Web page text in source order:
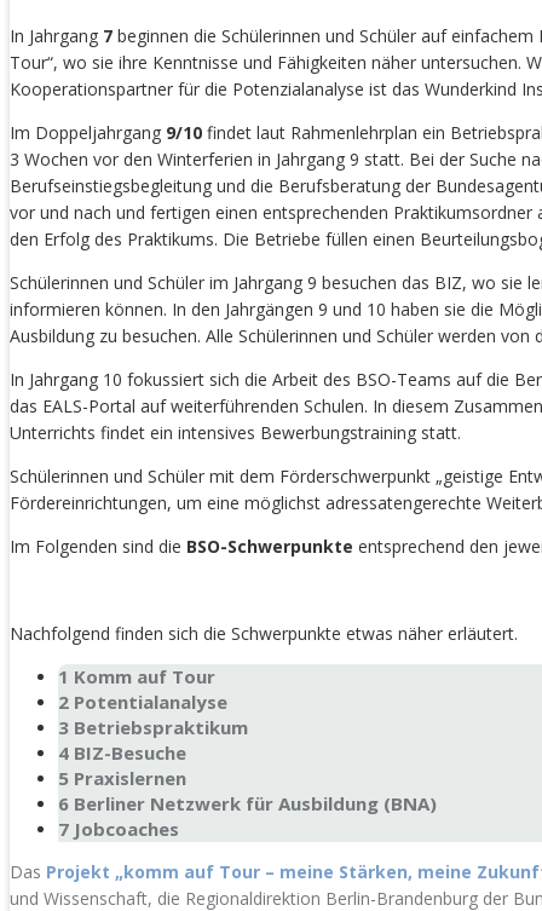
In Jahrgang 7 beginnen die Schülerinnen und Schüler auf
Tour“, wo sie ihre Kenntnisse und Fähigkeiten näher
Kooperationspartner für die Potenzialanalyse ist das Wunderkind
Im Doppeljahrgang 9/10 findet laut Rahmenlehrplan ein
3 Wochen vor den Winterferien in Jahrgang 9 statt. Bei der Suche
Berufseinstiegsbegleitung und die Berufsberatung der
vor und nach und fertigen einen entsprechenden
den Erfolg des Praktikums. Die Betriebe füllen einen
Schülerinnen und Schüler im Jahrgang 9 besuchen das BIZ, wo
informieren können. In den Jahrgängen 9 und 10 haben sie die
Ausbildung zu besuchen. Alle Schülerinnen und Schüler werden
In Jahrgang 10 fokussiert sich die Arbeit des BSO-Teams auf die
das EALS-Portal auf weiterführenden Schulen. In diesem
Unterrichts findet ein intensives Bewerbungstraining statt.
Schülerinnen und Schüler mit dem Förderschwerpunkt „geistige
Fördereinrichtungen, um eine möglichst adressatengerechte
Im Folgenden sind die BSO-Schwerpunkte entsprechend den
Nachfolgend finden sich die Schwerpunkte etwas näher erläutert.
1 Komm auf Tour
2 Potentialanalyse
3 Betriebspraktikum
4 BIZ-Besuche
5 Praxislernen
6 Berliner Netzwerk für Ausbildung (BNA)
7 Jobcoaches
Das Projekt „komm auf Tour – meine Stärken, meine
und Wissenschaft, die Regionaldirektion Berlin-Brandenburg der